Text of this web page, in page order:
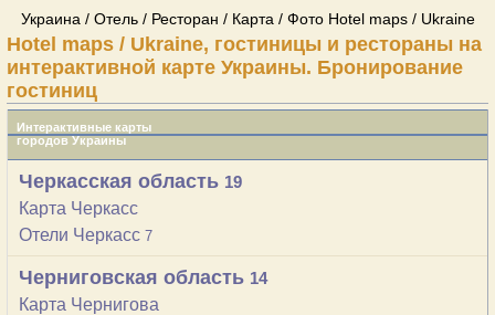
Украина / Отель / Ресторан / Карта / Фото Hotel maps / Ukraine
Hotel maps / Ukraine, гостиницы и рестораны на
интерактивной карте Украины. Бронирование
гостиниц
Интерактивные карты
городов Украины
Черкасская область 19
Карта Черкасс
Отели Черкасс 7
Черниговская область 14
Карта Чернигова